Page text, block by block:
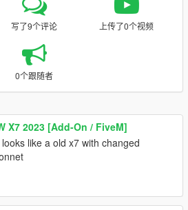
写了9个评论 上传了0个视频
0个跟随者
X7 2023 [Add-On / FiveM]
like a old x7 with changed